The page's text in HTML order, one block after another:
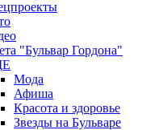
"Бульвар Гордона"
Мода
Афиша
Красота и здоровье
Звезды на Бульваре